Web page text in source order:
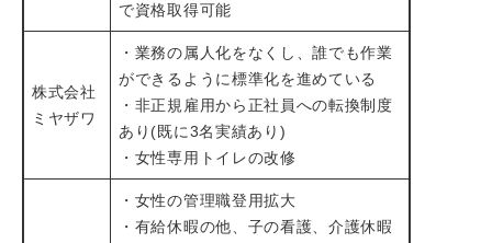
で資格取得可能
株式会社
ミヤザワ
・業務の属人化をなくし、誰でも作業
ができるように標準化を進めている
・非正規雇用から正社員への転換制度
あり(既に3名実績あり)
・女性専用トイレの改修
・女性の管理職登用拡大
・有給休暇の他、子の看護、介護休暇